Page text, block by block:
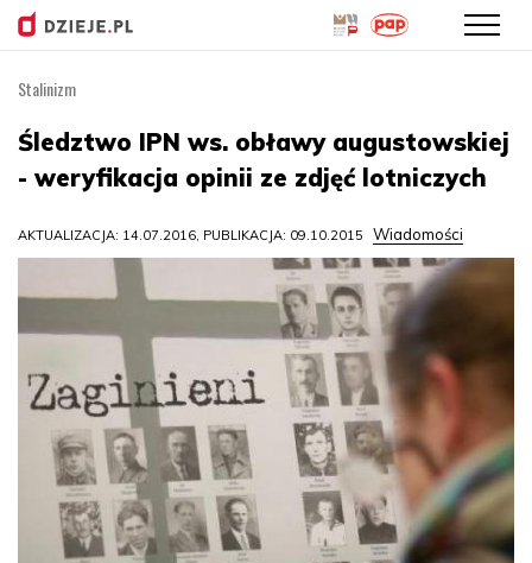
treści
Stalinizm
Śledztwo IPN ws. obławy augustowskiej
- weryfikacja opinii ze zdjęć lotniczych
AKTUALIZACJA: 14.07.2016, PUBLIKACJA: 09.10.2015 Wiadomości